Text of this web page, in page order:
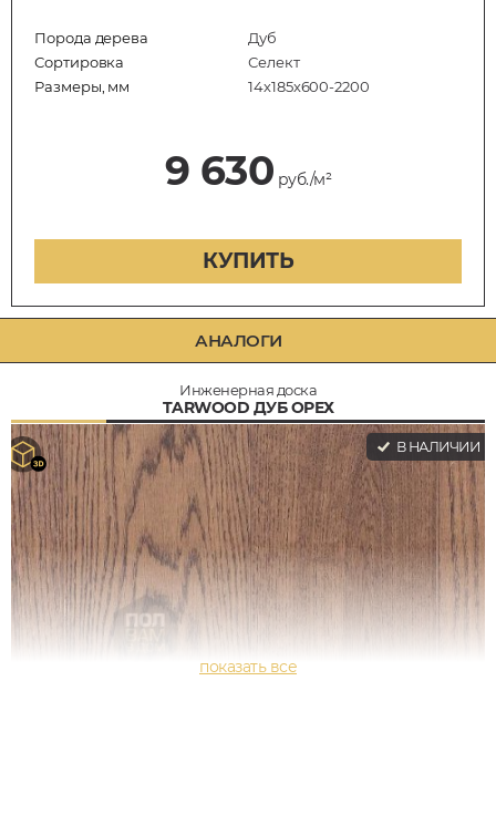
Порода дерева
Дуб
Сортировка
Селект
Размеры, мм
14х185х600-2200
9 630 руб./м²
КУПИТЬ
АНАЛОГИ
Инженерная доска
TARWOOD ДУБ ОРЕХ
В НАЛИЧИИ